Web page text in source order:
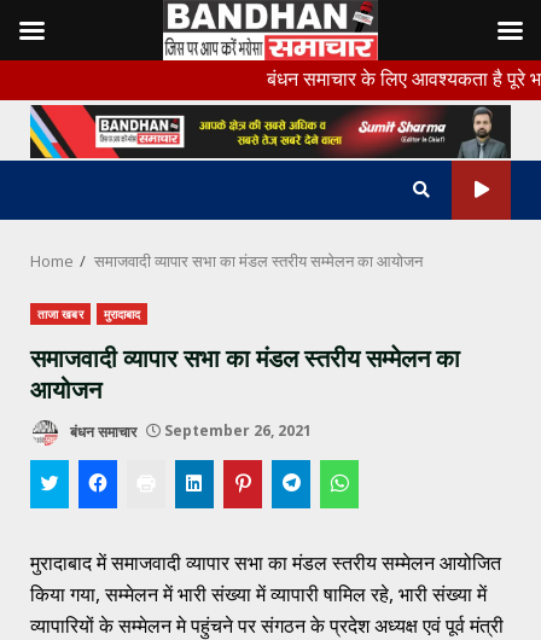
to
content
बंधन समाचार के लिए आवश्यकता है पूरे भारत के सभी
Home समाजवादी व्यापार सभा का मंडल स्तरीय सम्मेलन का आयोजन
ताजा खबर मुरादाबाद
समाजवादी व्यापार सभा का मंडल स्तरीय सम्मेलन का
आयोजन
बंधन समाचार September 26, 2021
मुरादाबाद में समाजवादी व्यापार सभा का मंडल स्तरीय सम्मेलन आयोजित
किया गया, सम्मेलन में भारी संख्या में व्यापारी षामिल रहे, भारी संख्या में
व्यापारियों के सम्मेलन मे पहुंचने पर संगठन के प्रदेश अध्यक्ष एवं पूर्व मंत्री